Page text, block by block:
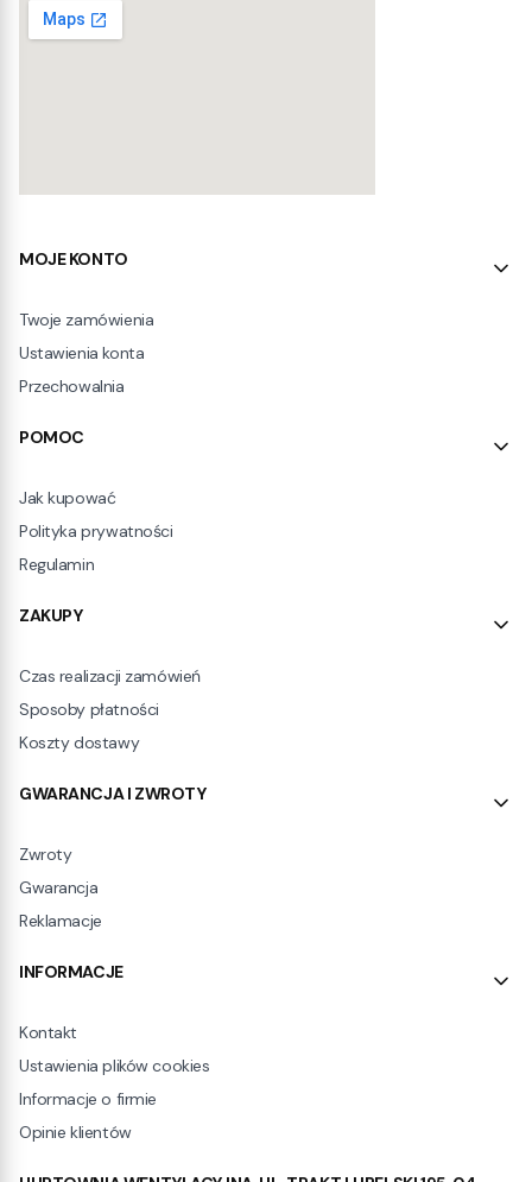
Linki w stopce
MOJE KONTO
Twoje zamówienia
Ustawienia konta
Przechowalnia
POMOC
Jak kupować
Polityka prywatności
Regulamin
ZAKUPY
Czas realizacji zamówień
Sposoby płatności
Koszty dostawy
GWARANCJA I ZWROTY
Zwroty
Gwarancja
Reklamacje
INFORMACJE
Kontakt
Ustawienia plików cookies
Informacje o firmie
Opinie klientów